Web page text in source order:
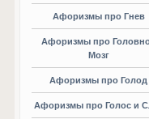
Афоризмы про Гнев
Афоризмы про
Мозг
Афоризмы про Голод
Афоризмы про Голос и